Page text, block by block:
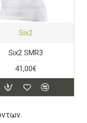
Six2
Six2 SMR3
41,00€